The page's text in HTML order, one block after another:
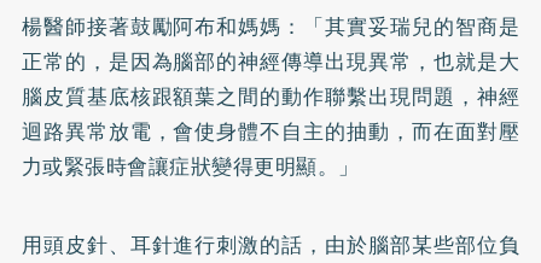
楊醫師接著鼓勵阿布和媽媽：「其實妥瑞兒的智商是
正常的，是因為腦部的神經傳導出現異常，也就是大
腦皮質基底核跟額葉之間的動作聯繫出現問題，神經
迴路異常放電，會使身體不自主的抽動，而在面對壓
力或緊張時會讓症狀變得更明顯。」
用頭皮針、耳針進行刺激的話，由於腦部某些部位負